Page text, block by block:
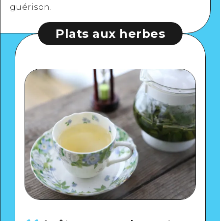
guérison.
Plats aux herbes